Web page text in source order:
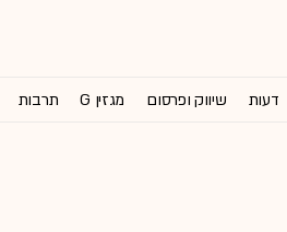
דעות שיווק ופרסום מגזין G תרבות